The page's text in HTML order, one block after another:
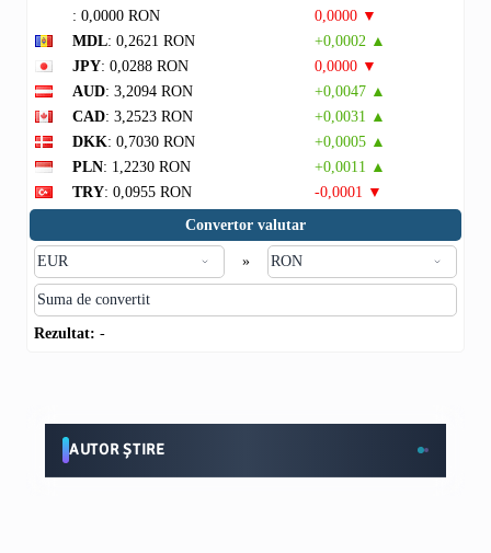
: 0,0000 RON
0,0000 ▼
MDL: 0,2621 RON
+0,0002 ▲
JPY: 0,0288 RON
0,0000 ▼
AUD: 3,2094 RON
+0,0047 ▲
CAD: 3,2523 RON
+0,0031 ▲
DKK: 0,7030 RON
+0,0005 ▲
PLN: 1,2230 RON
+0,0011 ▲
TRY: 0,0955 RON
-0,0001 ▼
Convertor valutar
»
Rezultat: -
AUTOR ȘTIRE